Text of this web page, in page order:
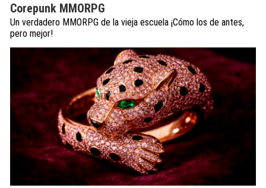
Corepunk MMORPG
Un verdadero MMORPG de la vieja escuela ¡Cómo los de antes,
pero mejor!